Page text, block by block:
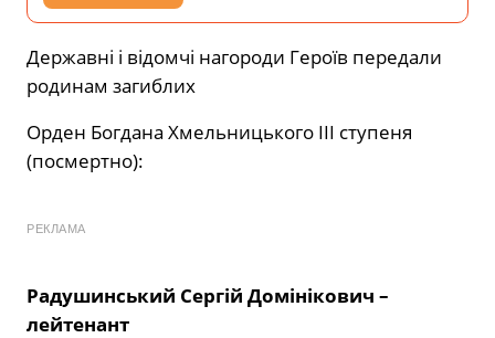
Державні і відомчі нагороди Героїв передали
родинам загиблих
Орден Богдана Хмельницького ІІІ ступеня
(посмертно):
РЕКЛАМА
Радушинський Сергій Домінікович –
лейтенант